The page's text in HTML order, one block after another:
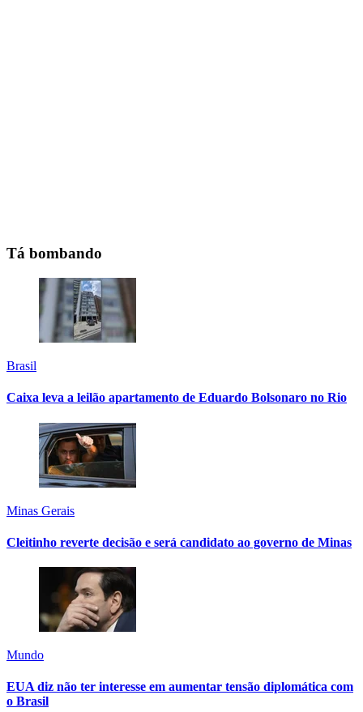
Tá bombando
Brasil
Caixa leva a leilão apartamento de Eduardo Bolsonaro no Rio
Minas Gerais
Cleitinho reverte decisão e será candidato ao governo de Minas
Mundo
EUA diz não ter interesse em aumentar tensão diplomática com
o Brasil